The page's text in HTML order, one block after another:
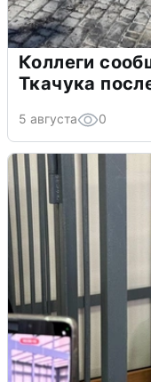
Коллеги
Ткачука
5 августа 0